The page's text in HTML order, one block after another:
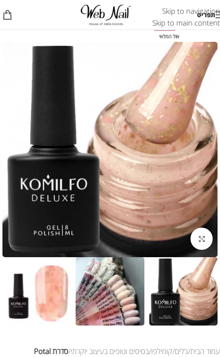
Skip to navigation
Skip to main content
תפריט
-50%
אזל המלאי
לחץ להגדלת התמונה
עמוד הבית ג’לים קומילפו בסיסים וטופים בעיצוב יוקרתי סדרת Potal